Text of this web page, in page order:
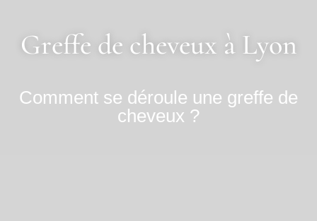
Greffe de cheveux à Lyon
Comment se déroule une greffe de
cheveux ?